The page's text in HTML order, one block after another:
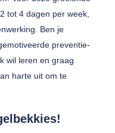
tot 4 dagen per week,
Ben je
preventie-
wil leren en graag
harte uit om te